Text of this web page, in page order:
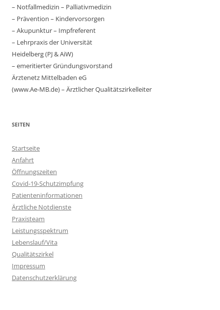
– Notfallmedizin – Palliativmedizin
– Prävention – Kindervorsorgen
– Akupunktur – Impfreferent
– Lehrpraxis der Universität
Heidelberg (PJ & AiW)
– emeritierter Gründungsvorstand
Ärztenetz Mittelbaden eG
(www.Ae-MB.de) – Ärztlicher Qualitätszirkelleiter
SEITEN
Startseite
Anfahrt
Öffnungszeiten
Covid-19-Schutzimpfung
Patienteninformationen
Ärztliche Notdienste
Praxisteam
Leistungsspektrum
Lebenslauf/Vita
Qualitätszirkel
Impressum
Datenschutzerklärung